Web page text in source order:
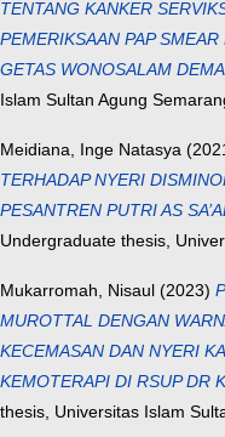
TENTANG KANKER
PEMERIKSAAN PAP
GETAS WONOSALAM
Islam Sultan Agung
Meidiana, Inge Natasya
TERHADAP NYERI
PESANTREN PUTRI AS
Undergraduate thesis,
Mukarromah, Nisaul (2023)
MUROTTAL DENGAN
KECEMASAN DAN NYERI
KEMOTERAPI DI RSUP DR
thesis, Universitas Islam